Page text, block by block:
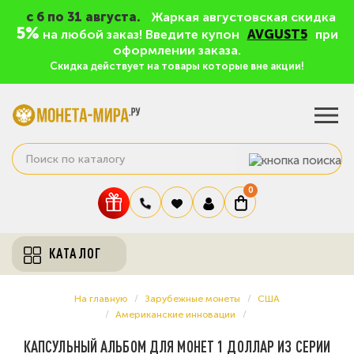
c 6 по 31 августа. Жаркая августовская скидка
5% на любой заказ! Введите купон AVGUST5
при
оформлении заказа.
Скидка действует на товары которые вне акции!
0
КАТАЛОГ
На главную Зарубежные монеты
США
Американские инновации
КАПСУЛЬНЫЙ АЛЬБОМ ДЛЯ МОНЕТ 1 ДОЛЛАР ИЗ СЕРИИ